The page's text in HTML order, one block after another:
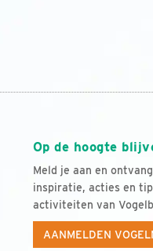
Op de hoogte
Meld je aan en
inspiratie, acties en
activiteiten van
AANMELDEN